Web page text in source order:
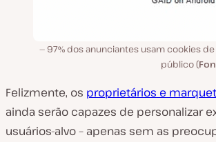
97% dos anunciantes usam cookies
público (
Felizmente, os proprietários e
ainda serão capazes de personalizar
usuários-alvo – apenas sem as